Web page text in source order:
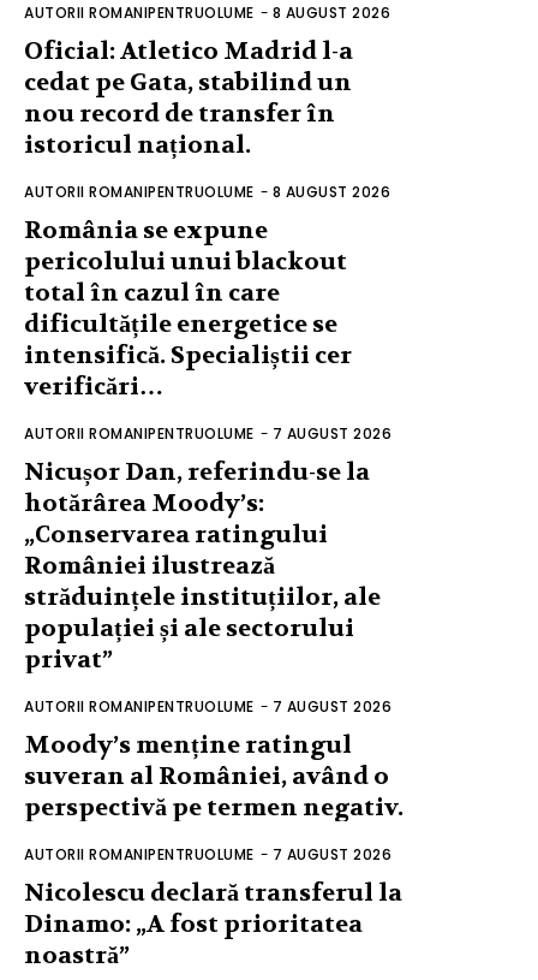
AUTORII ROMANIPENTRUOLUME - 8 AUGUST 2026
Oficial: Atletico Madrid l-a
cedat pe Gata, stabilind un
nou record de transfer în
istoricul național.
AUTORII ROMANIPENTRUOLUME - 8 AUGUST 2026
România se expune
pericolului unui blackout
total în cazul în care
dificultățile energetice se
intensifică. Specialiștii cer
verificări…
AUTORII ROMANIPENTRUOLUME - 7 AUGUST 2026
Nicușor Dan, referindu-se la
hotărârea Moody’s:
„Conservarea ratingului
României ilustrează
străduințele instituțiilor, ale
populației și ale sectorului
privat”
AUTORII ROMANIPENTRUOLUME - 7 AUGUST 2026
Moody’s menține ratingul
suveran al României, având o
perspectivă pe termen negativ.
AUTORII ROMANIPENTRUOLUME - 7 AUGUST 2026
Nicolescu declară transferul la
Dinamo: „A fost prioritatea
noastră”